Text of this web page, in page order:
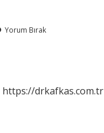
Yorum Bırak
https://drkafkas.com.tr